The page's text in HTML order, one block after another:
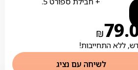
₪
ללא התחייבות!
לשיחה עם נציג